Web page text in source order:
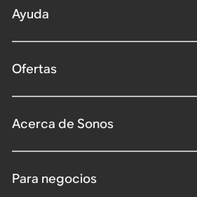
Ayuda
Ofertas
Acerca de Sonos
Para negocios